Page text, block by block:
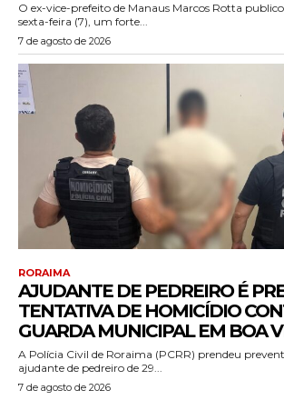
O ex-vice-prefeito de Manaus Marcos Rotta
sexta-feira (7), um forte...
7 de agosto de 2026
RORAIMA
AJUDANTE DE PEDREIRO É
TENTATIVA DE HOMICÍDIO
GUARDA MUNICIPAL EM BOA
A Polícia Civil de Roraima (PCRR) prendeu
ajudante de pedreiro de 29...
7 de agosto de 2026